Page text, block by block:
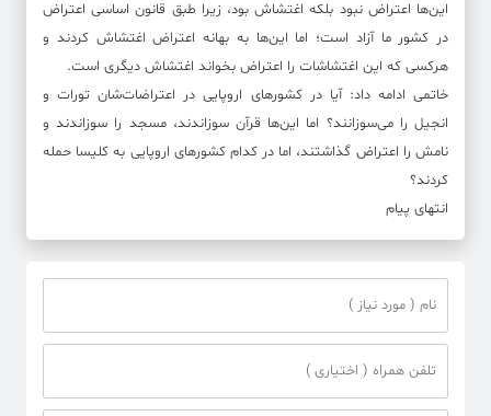
این‌ها اعتراض نبود بلکه اغتشاش بود، زیرا طبق قانون اساسی اعتراض
در کشور ما آزاد است؛ اما این‌ها به بهانه اعتراض اغتشاش کردند و
هرکسی که این اغتشاشات را اعتراض بخواند اغتشاش دیگری است.
خاتمی ادامه داد: آیا در کشور‌های اروپایی در اعتراضات‌شان تورات و
انجیل را می‌سوزانند؟ اما این‌ها قرآن سوزاندند، مسجد را سوزاندند و
نامش را اعتراض گذاشتند، اما در کدام کشور‌های اروپایی به کلیسا حمله
کردند؟
انتهای پیام